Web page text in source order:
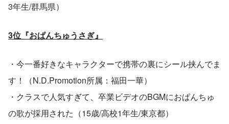
3年生/群馬県）
3位『おぱんちゅうさぎ』
・今一番好きなキャラクターで携帯の裏にシール挟んでま
す！（N.D.Promotion所属：福田一華）
・クラスで人気すぎて、卒業ビデオのBGMにおぱんちゅ
の歌が採用された（15歳/高校1年生/東京都）